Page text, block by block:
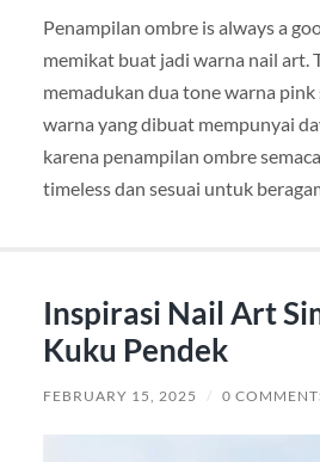
Penampilan ombre is always a
memikat buat jadi warna nail art.
memadukan dua tone warna pink
warna yang dibuat mempunyai
karena penampilan ombre
timeless dan sesuai untuk
Inspirasi Nail Art
Kuku Pendek
FEBRUARY 15, 2025 / 0